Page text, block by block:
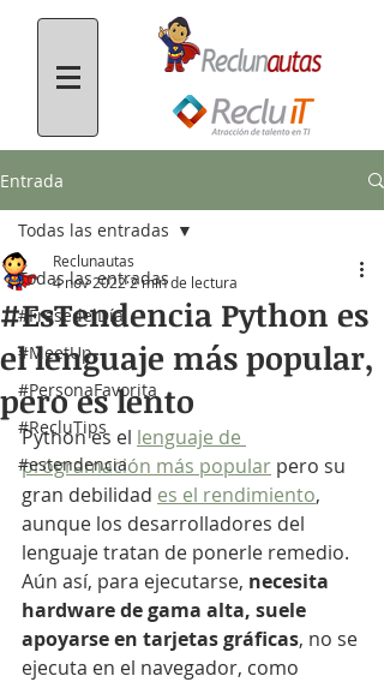
Entrada
Todas las entradas
#FrasedelDía
#MeetUp
#PersonaFavorita
#RecluTips
#estendencia
Todas las entradas
#EsTendencia Python es
el lenguaje más popular,
pero es lento
Reclunautas
4 nov 20222 min de lectura
Python es el lenguaje de
programación más popular pero su
gran debilidad es el rendimiento,
aunque los desarrolladores del
lenguaje tratan de ponerle remedio.
Aún así, para ejecutarse, necesita
hardware de gama alta, suele
apoyarse en tarjetas gráficas, no se
ejecuta en el navegador, como